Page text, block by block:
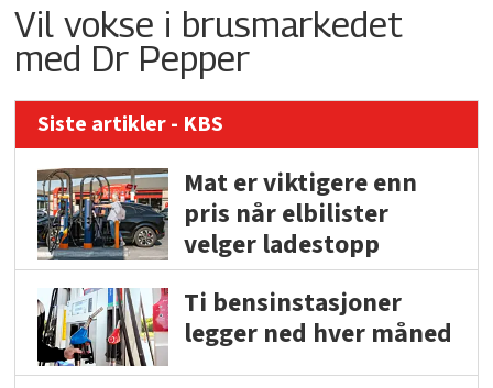
Vil vokse i brusmarkedet
med Dr Pepper
Siste artikler - KBS
Mat er viktigere enn
pris når elbilister
velger ladestopp
Ti bensinstasjoner
legger ned hver måned